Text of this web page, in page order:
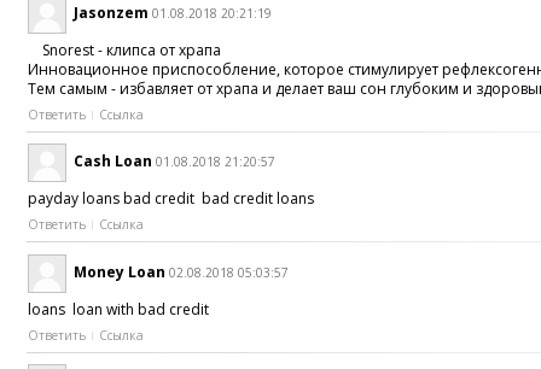
Jasonzem 01.08.2018 20:21:19
Snorest - клипса от храпа
Инновационное приспособление, которое стимулирует
Тем самым - избавляет от храпа и делает ваш сон глубоким и
Ответить Ссылка
Cash Loan 01.08.2018 21:20:57
payday loans bad credit bad credit loans
Ответить Ссылка
Money Loan 02.08.2018 05:03:57
loans loan with bad credit
Ответить Ссылка